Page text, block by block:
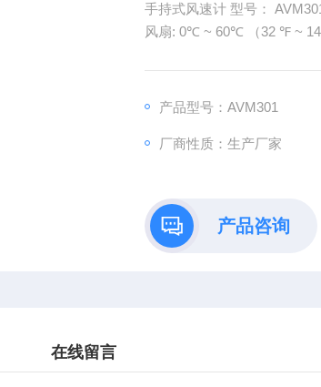
手持式风速计 型
风扇: 0℃ ~ 60℃ （32 ℉ ~
产品型号：AVM301
厂商性质：生产厂家
产品咨询
在线留言